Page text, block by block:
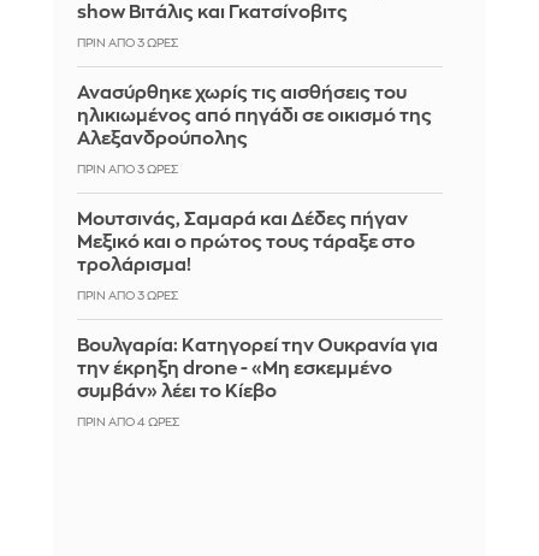
show Βιτάλις και Γκατσίνοβιτς
ΠΡΙΝ ΑΠΌ 3 ΏΡΕΣ
Ανασύρθηκε χωρίς τις αισθήσεις του
ηλικιωμένος από πηγάδι σε οικισμό της
Αλεξανδρούπολης
ΠΡΙΝ ΑΠΌ 3 ΏΡΕΣ
Μουτσινάς, Σαμαρά και Δέδες πήγαν
Μεξικό και ο πρώτος τους τάραξε στο
τρολάρισμα!
ΠΡΙΝ ΑΠΌ 3 ΏΡΕΣ
Βουλγαρία: Κατηγορεί την Ουκρανία για
την έκρηξη drone - «Μη εσκεμμένο
συμβάν» λέει το Κίεβο
ΠΡΙΝ ΑΠΌ 4 ΏΡΕΣ